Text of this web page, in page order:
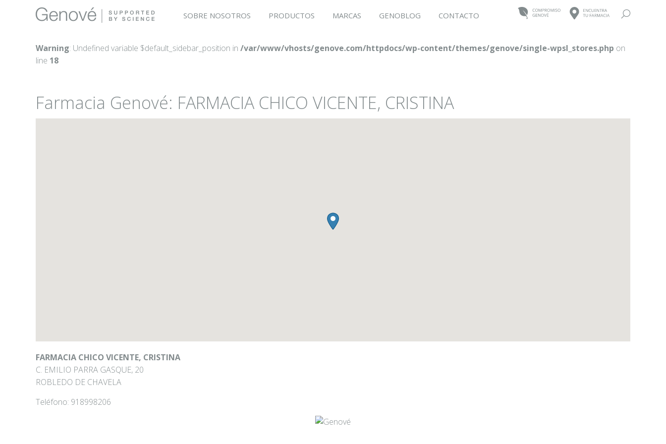
SOBRE NOSOTROS PRODUCTOS MARCAS GENOBLOG CONTACTO Buscar:
Warning: Undefined variable $default_sidebar_position in /var/www/vhosts/genove.com/httpdocs/wp-content/themes/genove/single-wpsl_stores.php on
line 18
Farmacia Genové: FARMACIA CHICO VICENTE, CRISTINA
FARMACIA CHICO VICENTE, CRISTINA
C. EMILIO PARRA GASQUE, 20
ROBLEDO DE CHAVELA
Teléfono: 918998206